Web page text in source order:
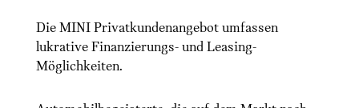
Die MINI Privatkundenangebot umfassen
lukrative Finanzierungs- und Leasing-
Möglichkeiten.